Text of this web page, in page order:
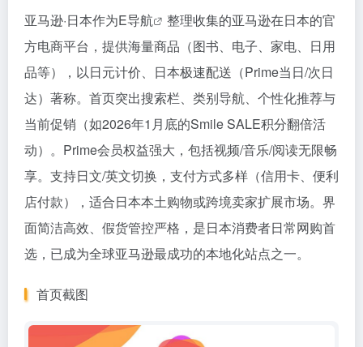
亚马逊·日本作为E导航
整理收集的亚马逊在日本的官
方电商平台，提供海量商品（图书、电子、家电、日用
品等），以日元计价、日本极速配送（Prime当日/次日
达）著称。首页突出搜索栏、类别导航、个性化推荐与
当前促销（如2026年1月底的Smile SALE积分翻倍活
动）。Prime会员权益强大，包括视频/音乐/阅读无限畅
享。支持日文/英文切换，支付方式多样（信用卡、便利
店付款），适合日本本土购物或跨境卖家扩展市场。界
面简洁高效、假货管控严格，是日本消费者日常网购首
选，已成为全球亚马逊最成功的本地化站点之一。
首页截图